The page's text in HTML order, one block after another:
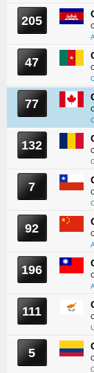
205
47
77
132
7
92
196
111
5